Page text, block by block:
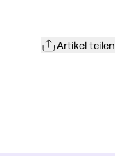
Artikel teilen